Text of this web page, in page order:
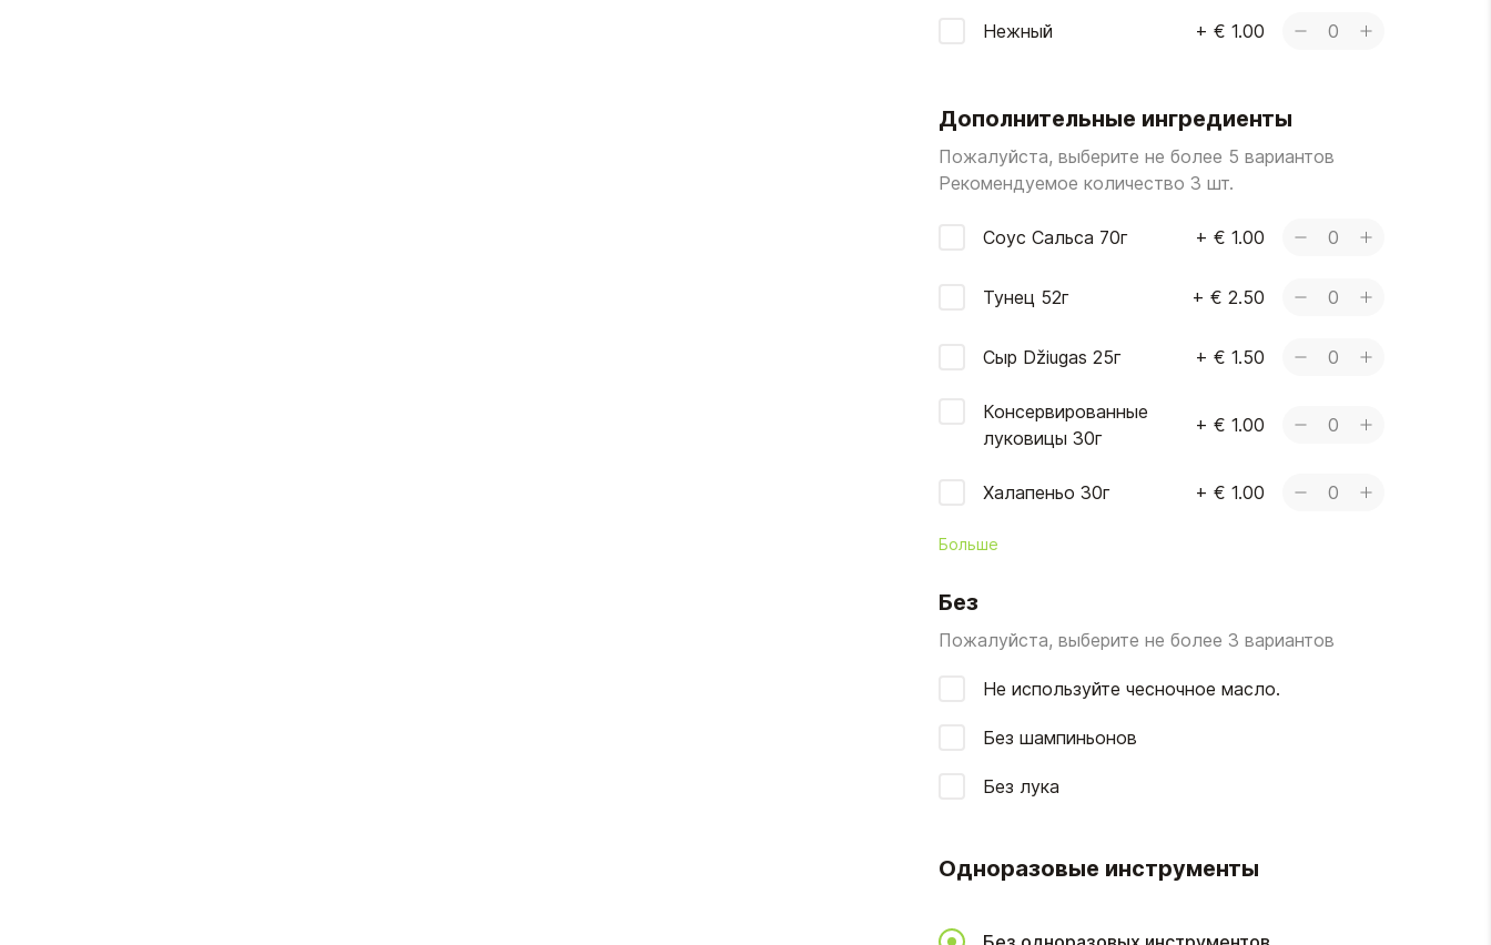
Нежный + € 1.00 0
Дополнительные ингредиенты
Пожалуйста, выберите не более 5 вариантов
Рекомендуемое количество 3 шт.
Соус Сальса 70г + € 1.00 0
Тунец 52г + € 2.50 0
Сыр Džiugas 25г + € 1.50 0
Консервированные
луковицы 30г
+ € 1.00 0
Халапеньо 30г + € 1.00 0
Больше
Без
Пожалуйста, выберите не более 3 вариантов
Не используйте чесночное масло.
Без шампиньонов
Без лука
Одноразовые инструменты